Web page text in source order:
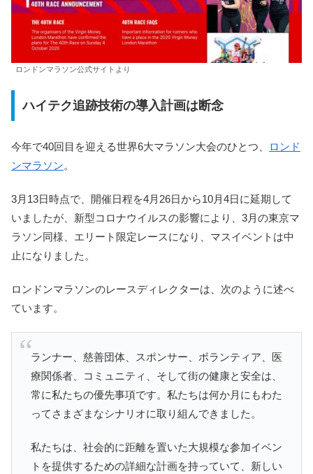
ロンドンマラソン公式サイトより
ハイテク追跡技術の導入計画は断念
今年で40回目を迎える世界6大マラソン大会のひとつ、
ロンド
ンマラソン。
3月13日時点で、開催日程を4月26日から10月4日に延期して
いましたが、新型コロナウイルスの影響により、3月の東京マ
ラソン同様、エリート限定レースになり、マスイベントは中
止になりました。
ロンドンマラソンのレースディレクターは、次のように述べ
ています。
ランナー、慈善団体、スポンサー、ボランティア、医
療関係者、コミュニティ、そして街の健康と安全は、
常に私たちの優先事項です。私たちは何か月にもわた
ってさまざまなシナリオに取り組んできました。
私たちは、社会的に距離を置いた大規模な参加イベン
トを提供するための詳細な計画を持っていて、新しい